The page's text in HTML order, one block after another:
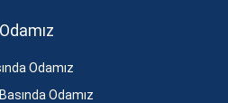
Odamız
Odamız
Odamız